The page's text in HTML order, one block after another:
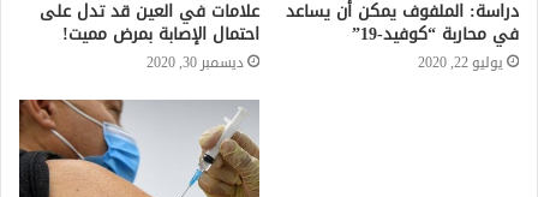
دراسة: الملفوف يمكن أن يساعد
في محاربة “كوفيد-19”
يوليو 22, 2020
علامات في العين قد تدل على
احتمال الإصابة بمرض مميت!
ديسمبر 30, 2020